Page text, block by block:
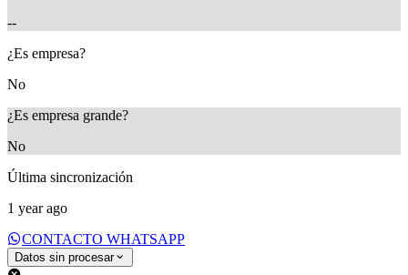
--
¿Es empresa?
No
¿Es empresa grande?
No
Última sincronización
1 year ago
CONTACTO WHATSAPP
Datos sin procesar